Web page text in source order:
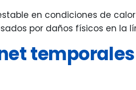
en condiciones de
por daños físicos en la